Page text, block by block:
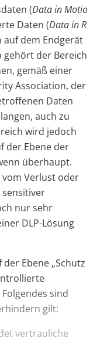
(Data in Mo­tio
Daten (Data in R
auf dem Endgerät
gehört der Bereich
gemäß einer
Association, der
Daten
auch zu
wird jedoch
der Ebene der
überhaupt.
Verlust oder
nur sehr
DLP-Lösung
Ebene „Schutz
sind
gilt:
vertrauliche